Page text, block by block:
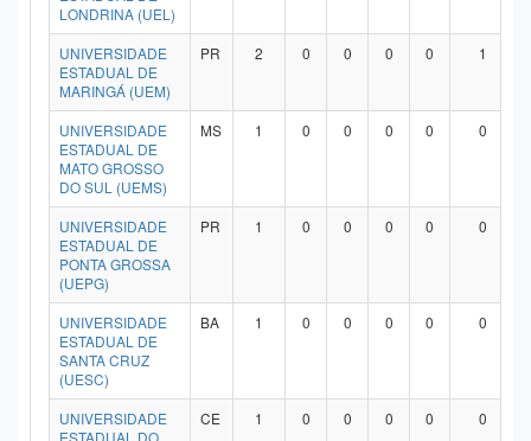
LONDRINA (UEL)
UNIVERSIDADE
ESTADUAL DE
MARINGÁ (UEM)
PR 2 0 0 0 0 1
UNIVERSIDADE
ESTADUAL DE
MATO GROSSO
DO SUL (UEMS)
MS 1 0 0 0 0 0
UNIVERSIDADE
ESTADUAL DE
PONTA GROSSA
(UEPG)
PR 1 0 0 0 0 0
UNIVERSIDADE
ESTADUAL DE
SANTA CRUZ
(UESC)
BA 1 0 0 0 0 0
UNIVERSIDADE
ESTADUAL DO
CE 1 0 0 0 0 0